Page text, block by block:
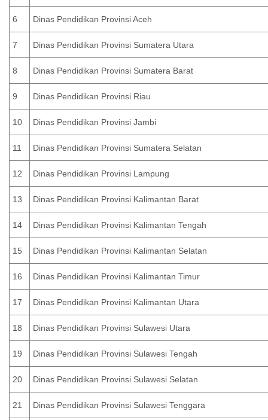
6 Dinas Pendidikan Provinsi Aceh
7 Dinas Pendidikan Provinsi Sumatera Utara
8 Dinas Pendidikan Provinsi Sumatera Barat
9 Dinas Pendidikan Provinsi Riau
10 Dinas Pendidikan Provinsi Jambi
11 Dinas Pendidikan Provinsi Sumatera Selatan
12 Dinas Pendidikan Provinsi Lampung
13 Dinas Pendidikan Provinsi Kalimantan Barat
14 Dinas Pendidikan Provinsi Kalimantan Tengah
15 Dinas Pendidikan Provinsi Kalimantan Selatan
16 Dinas Pendidikan Provinsi Kalimantan Timur
17 Dinas Pendidikan Provinsi Kalimantan Utara
18 Dinas Pendidikan Provinsi Sulawesi Utara
19 Dinas Pendidikan Provinsi Sulawesi Tengah
20 Dinas Pendidikan Provinsi Sulawesi Selatan
21 Dinas Pendidikan Provinsi Sulawesi Tenggara